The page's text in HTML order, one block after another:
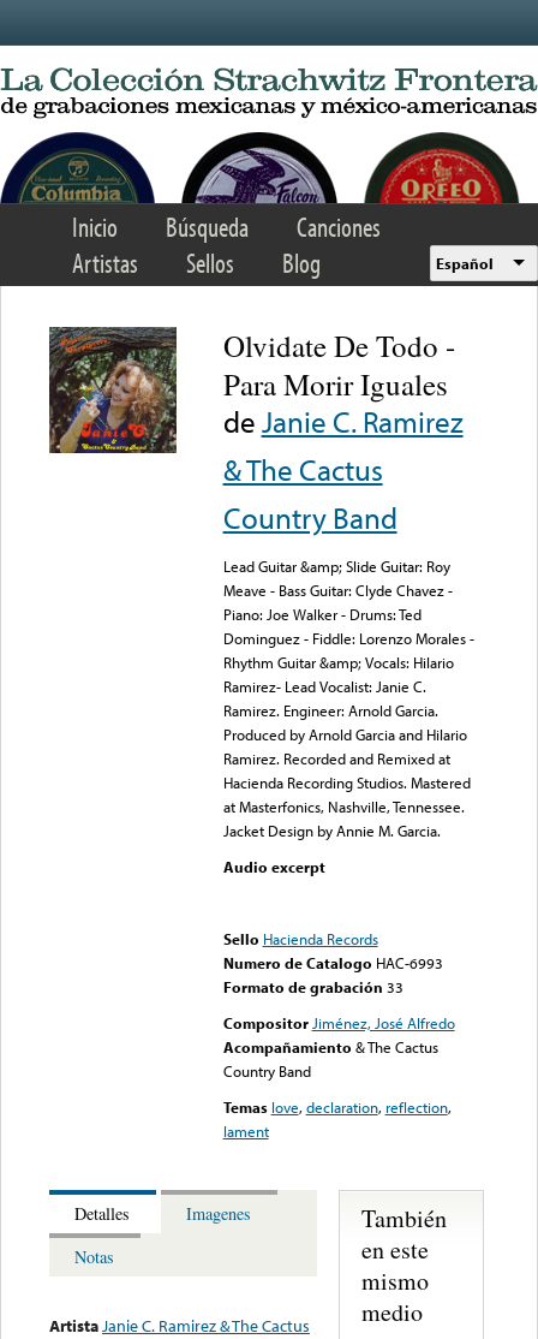
Inicio Búsqueda
Canciones
Artistas
Sellos Blog Español
Olvidate De Todo -
Para Morir Iguales
deJanie C. Ramirez
& The Cactus
Country Band
Lead Guitar &amp; Slide Guitar: Roy
Meave - Bass Guitar: Clyde Chavez -
Piano: Joe Walker - Drums: Ted
Dominguez - Fiddle: Lorenzo Morales -
Rhythm Guitar &amp; Vocals: Hilario
Ramirez- Lead Vocalist: Janie C.
Ramirez. Engineer: Arnold Garcia.
Produced by Arnold Garcia and Hilario
Ramirez. Recorded and Remixed at
Hacienda Recording Studios. Mastered
at Masterfonics, Nashville, Tennessee.
Jacket Design by Annie M. Garcia.
Audio excerpt
Sello Hacienda Records
Numero de Catalogo HAC-6993
Formato de grabación 33
Compositor Jiménez, José Alfredo
Acompañamiento & The Cactus
Country Band
Temas love,declaration, reflection,
lament
Detalles
Imagenes
Notas
ArtistaJanie C. Ramirez & The Cactus
También
en este
mismo
medio